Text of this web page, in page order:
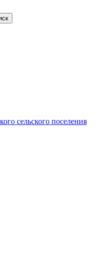
сельского поселения